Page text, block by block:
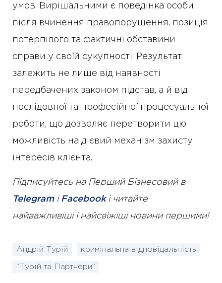
умов. Вирішальними є поведінка особи
після вчинення правопорушення, позиція
потерпілого та фактичні обставини
справи у своїй сукупності. Результат
залежить не лише від наявності
передбачених законом підстав, а й від
послідовної та професійної процесуальної
роботи, що дозволяє перетворити цю
можливість на дієвий механізм захисту
інтересів клієнта.
Підписуйтесь на Перший Бізнесовий в
Telegramі Facebookі читайте
найважливіші і найсвіжіші новини першими!
Андрій Турій кримінальна відповідальність
“Турій та Партнери”